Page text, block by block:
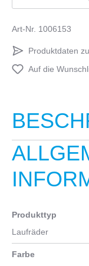
Art-Nr. 1006153
Produktdaten
Auf die
Produkttyp
Laufräder
Farbe